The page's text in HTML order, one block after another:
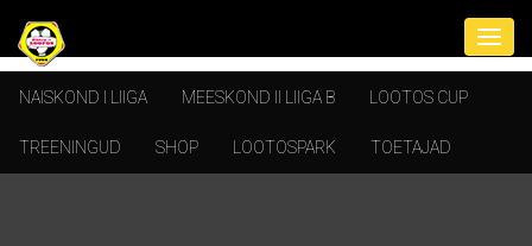
NAISKOND I LIIGA MEESKOND II LIIGA B LOOTOS CUP
TREENINGUD SHOP LOOTOSPARK TOETAJAD